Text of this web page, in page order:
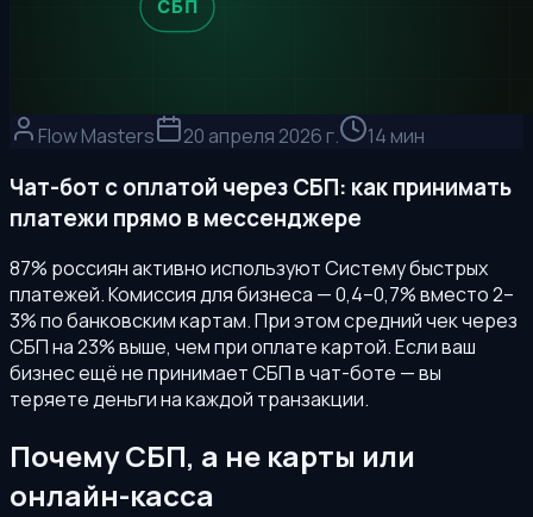
Flow Masters 20 апреля 2026 г. 14 мин
Чат-бот с оплатой через СБП: как принимать
платежи прямо в мессенджере
87% россиян активно используют Систему быстрых
платежей. Комиссия для бизнеса — 0,4–0,7% вместо 2–
3% по банковским картам. При этом средний чек через
СБП на 23% выше, чем при оплате картой. Если ваш
бизнес ещё не принимает СБП в чат-боте — вы
теряете деньги на каждой транзакции.
Почему СБП, а не карты или
онлайн-касса